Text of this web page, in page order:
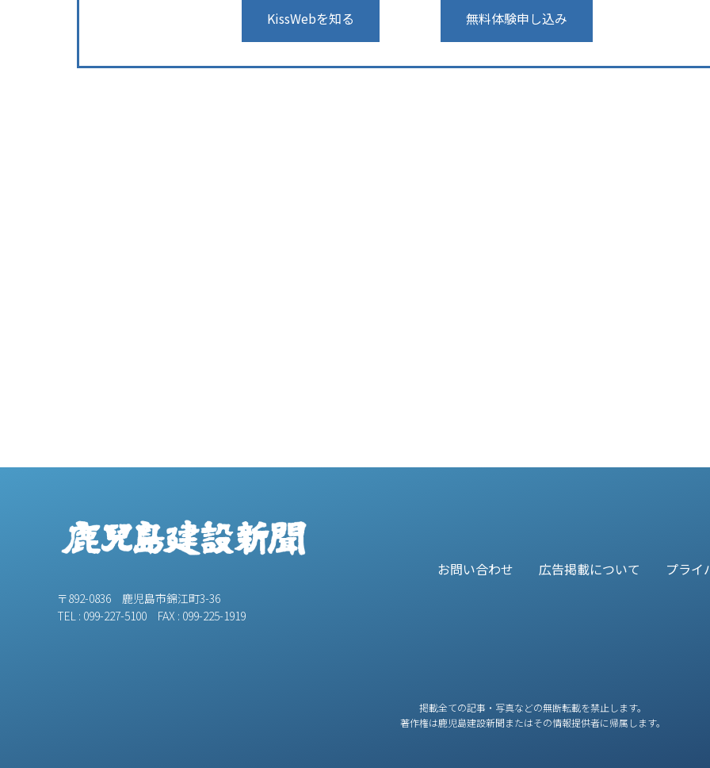
KissWebを知る 無料体験申し込み
〒892-0836 鹿児島市錦江町3-36
TEL : 099-227-5100 FAX : 099-225-1919
お問い合わせ 広告掲載について プライ
掲載全ての記事・写真などの無断転載を禁止します。
著作権は鹿児島建設新聞またはその情報提供者に帰属します。